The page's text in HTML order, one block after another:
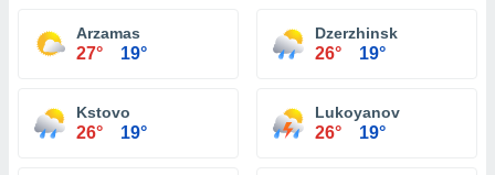
Arzamas
27° 19°
Dzerzhinsk
26° 19°
Kstovo
26° 19°
Lukoyanov
26° 19°